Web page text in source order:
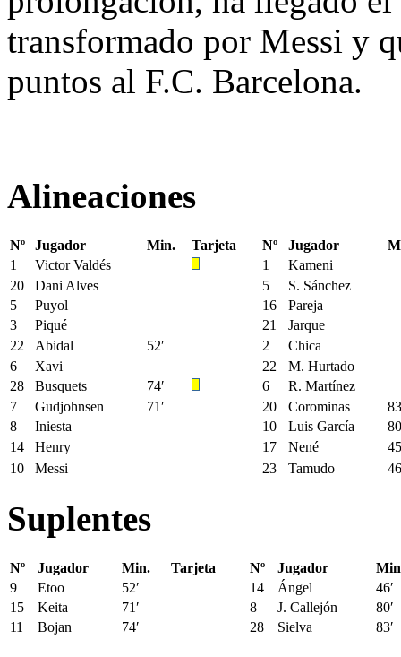
transformado por Messi y
puntos al F.C. Barcelona.
Alineaciones
Nº Jugador Min. Tarjeta Nº Jugador
1
Victor Valdés 1
Kameni
20
Dani Alves 5
S. Sánchez
5
Puyol 16
Pareja
3
Piqué 21
Jarque
22
Abidal 52′ 2
Chica
6
Xavi 22
M. Hurtado
28
Busquets 74′ 6
R. Martínez
7
Gudjohnsen 71′ 20 Corominas
8
Iniesta 10 Luis García
14
Henry 17 Nené
10
Messi 23 Tamudo
Suplentes
Nº Jugador Min. Tarjeta Nº Jugador
9
Etoo 52′ 14 Ángel
46′
15
Keita 71′ 8 J. Callejón
80′
11
Bojan 74′ 28 Sielva 83′